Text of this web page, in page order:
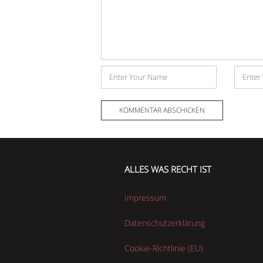
Name
ALLES WAS RECHT IST
Impressum
Datenschutzerklärung
Cookie-Richtlinie (EU)